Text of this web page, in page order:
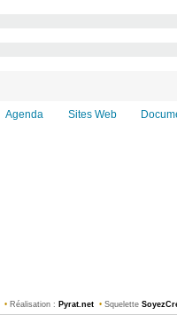
Agenda Sites Web
• Réalisation : Pyrat.net •Squelette